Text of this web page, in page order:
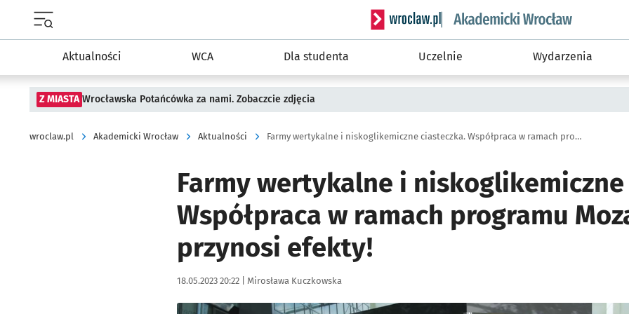
Menu główne portalu wroclaw.pl
Serwis informacyjny wroclaw.pl podserwis:
Aktualności WCA Dla studenta Uczelnie Wydarzenia
Z MIASTA Wrocławska Potańcówka za nami. Zobaczcie zdjęcia
wroclaw.pl Akademicki Wrocław Aktualności Farmy wertykalne i niskoglikemiczne ciasteczka. Współpraca w ramach programu Mozart przynosi efekty!
Farmy wertykalne i niskoglikemiczne
Współpraca w ramach programu
przynosi efekty!
Data publikacji:
18.05.2023 20:22 | Autor:
Mirosława Kuczkowska
Kliknij, aby powiększyć